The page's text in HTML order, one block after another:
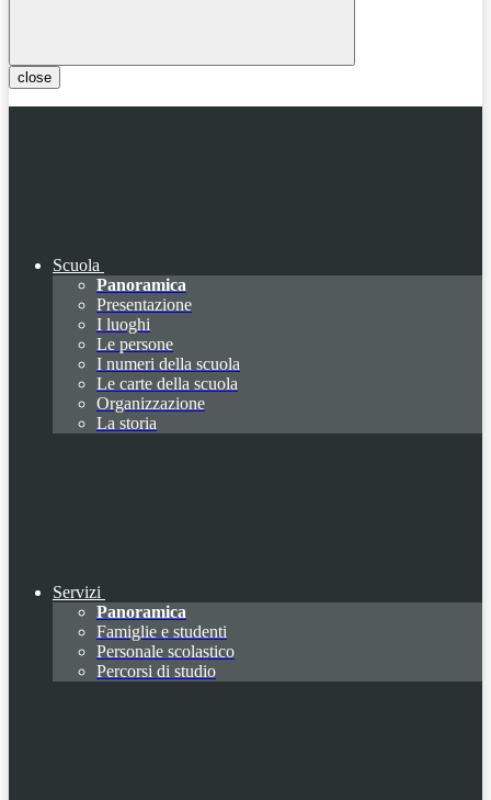
close
Scuola
Panoramica
Presentazione
I luoghi
Le persone
I numeri della scuola
Le carte della scuola
Organizzazione
La storia
Servizi
Panoramica
Famiglie e studenti
Personale scolastico
Percorsi di studio